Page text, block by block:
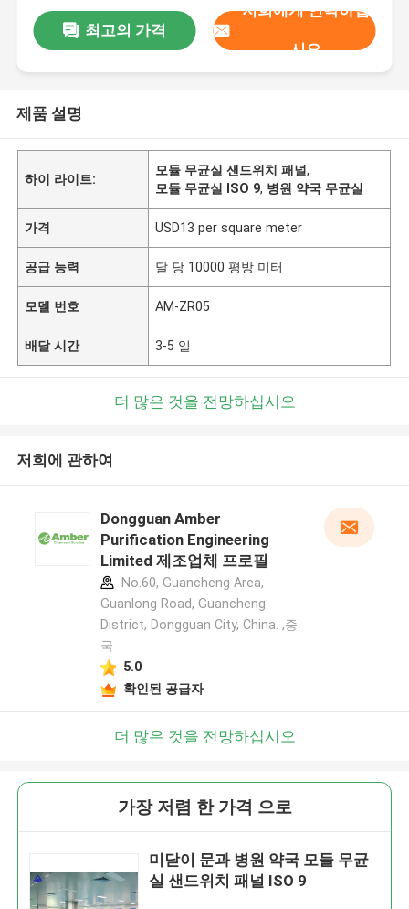
최고의 가격
저희에게 연락하십
시오
제품 설명
하이 라이트:
모듈 무균실 샌드위치 패널,
모듈 무균실 ISO 9, 병원 약국 무균실
가격 USD13 per square meter
공급 능력 달 당 10000 평방 미터
모델 번호 AM-ZR05
배달 시간 3-5 일
더 많은 것을 전망하십시오
저희에 관하여
Dongguan Amber
Purification Engineering
Limited 제조업체 프로필
No.60, Guancheng Area,
Guanlong Road, Guancheng
District, Dongguan City, China. ,중
국
5.0
확인된 공급자
더 많은 것을 전망하십시오
가장 저렴 한 가격 으로
미닫이 문과 병원 약국 모듈 무균
실 샌드위치 패널 ISO 9